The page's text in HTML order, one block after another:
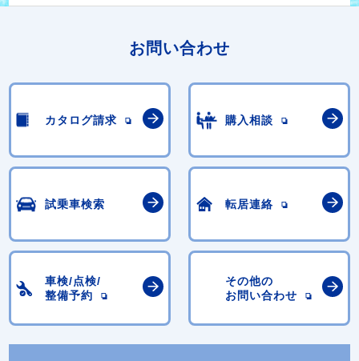
お問い合わせ
カタログ請求 購入相談
試乗車検索 転居連絡
車検/点検/
整備予約
その他の
お問い合わせ